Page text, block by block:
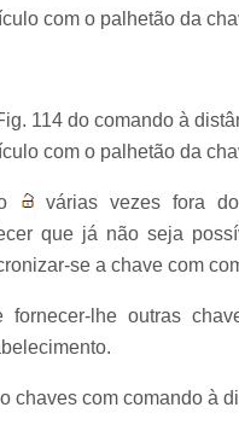
com o palhetão da
114 do comando à
com o palhetão da
várias vezes fora
que já não seja
se a chave com
lhe outras
chaves com comando à